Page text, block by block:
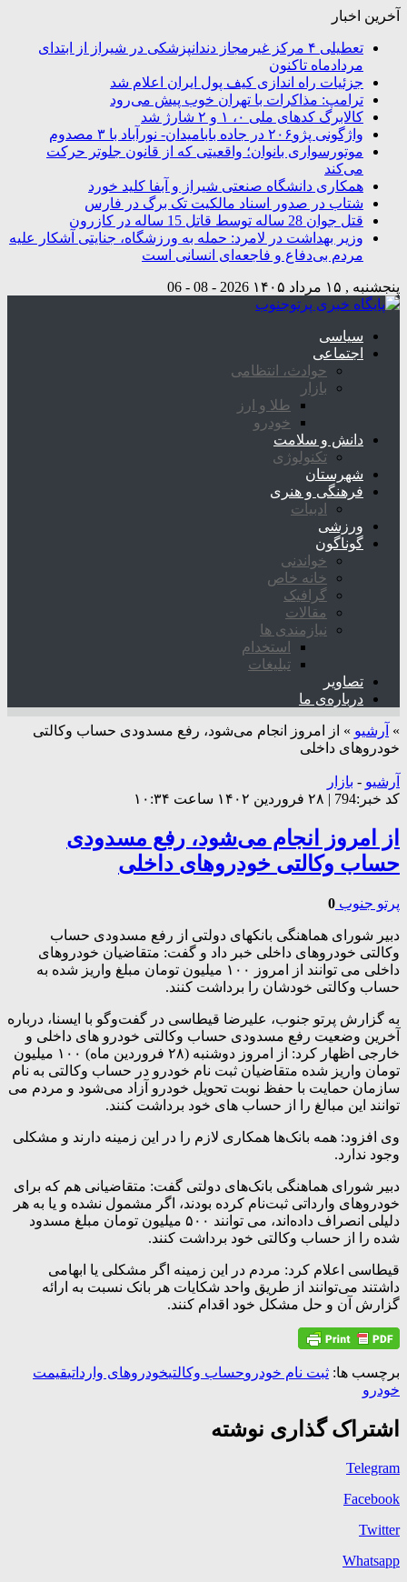
آخرین اخبار
تعطیلی ۴ مرکز غیرمجاز دندانپزشکی در شیراز از ابتدای
مردادماه تاکنون
جزئیات راه اندازی کیف پول ایران اعلام شد
ترامپ: مذاکرات با تهران خوب پیش می‌رود
کالابرگ کدهای ملی ۰، ۱ و ۲ شارژ شد
واژگونی پژو۲۰۶ در جاده بابامیدان- نورآباد با ۳ مصدوم
موتورسواری بانوان؛ واقعیتی که از قانون جلوتر حرکت
می‌کند
همکاری دانشگاه صنعتی شیراز و آبفا کلید خورد
شتاب در صدور اسناد مالکیت تک برگ در فارس
قتل جوان 28 ساله توسط قاتل 15 ساله در کازرون
وزیر بهداشت در لامرد: حمله به ورزشگاه، جنایتی آشکار علیه
مردم بی‌دفاع و فاجعه‌ای انسانی است
پنجشنبه , ۱۵ مرداد ۱۴۰۵ 2026 - 08 - 06
سیاسی
اجتماعی
حوادث، انتظامی
بازار
طلا و ارز
خودرو
دانش و سلامت
تکنولوژی
شهرستان
فرهنگی و هنری
ادبیات
ورزشی
گوناگون
خواندنی
خانه خاص
گرافیک
مقالات
نیازمندی ها
استخدام
تبلیغات
تصاویر
درباره‌ی ما
» آرشیو » از امروز انجام می‌شود، رفع مسدودی حساب وکالتی
خودروهای داخلی
آرشیو - بازار
کد خبر:794 | ۲۸ فروردین ۱۴۰۲ ساعت ۱۰:۳۴
از امروز انجام می‌شود، رفع مسدودی
حساب وکالتی خودروهای داخلی
پرتو جنوب 0
دبیر شورای هماهنگی بانکهای دولتی از رفع مسدودی حساب
وکالتی خودروهای داخلی خبر داد و گفت: متقاضیان خودروهای
داخلی می توانند از امروز ۱۰۰ میلیون تومان مبلغ واریز شده به
حساب وکالتی خودشان را برداشت کنند.
به گزارش پرتو جنوب، علیرضا قیطاسی در گفت‌وگو با ایسنا، درباره
آخرین وضعیت رفع مسدودی حساب وکالتی خودرو های داخلی و
خارجی اظهار کرد: از امروز دوشنبه (۲۸ فروردین ماه) ۱۰۰ میلیون
تومان واریز شده متقاضیان ثبت نام خودرو در حساب وکالتی به نام
سازمان حمایت با حفظ نوبت تحویل خودرو آزاد می‌شود و مردم می
توانند این مبالغ را از حساب های خود برداشت کنند.
وی افزود: همه بانک‌ها همکاری لازم را در این زمینه دارند و مشکلی
وجود ندارد.
دبیر شورای هماهنگی بانک‌های دولتی گفت: متقاضیانی هم که برای
خودروهای وارداتی ثبت‌نام کرده بودند، اگر مشمول نشده و یا به هر
دلیلی انصراف داده‌اند، می توانند ۵۰۰ میلیون تومان مبلغ مسدود
شده را از حساب وکالتی خود برداشت کنند.
قیطاسی اعلام کرد: مردم در این زمینه اگر مشکلی یا ابهامی
داشتند می‌توانند از طریق واحد شکایات هر بانک نسبت به ارائه
گزارش آن و حل مشکل خود اقدام کنند.
برچسب ها: ثبت نام خودروحساب وکالتیخودروهای وارداتیقیمت
خودرو
اشتراک گذاری نوشته
Telegram
Facebook
Twitter
Whatsapp